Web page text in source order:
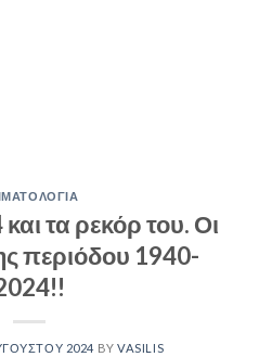
τα ρεκόρ του. Οι
περιόδου 1940-
2024 BYVASILIS